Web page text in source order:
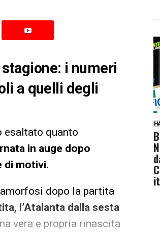
i numeri
a quelli degli
esaltato quanto
in auge dopo
di motivi.
dopo la partita
l’Atalanta dalla sesta
vera e propria rinascita